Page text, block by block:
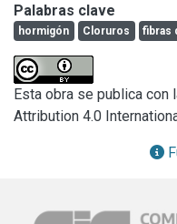
acero en la difusión
autocompactables.
difusión y
autocompactables sin
y 410 días inmersión
resultados muestran
acero no afecta
edades tempranas por
Palabras clave
hormigón Cloruros fibras
Esta obra se publica con
Attribution 4.0